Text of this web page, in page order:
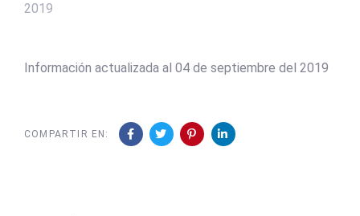
2019
Información actualizada al 04 de septiembre del 2019
COMPARTIR EN: